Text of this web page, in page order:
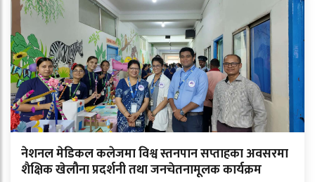
नेशनल मेडिकल कलेजमा विश्व स्तनपान सप्ताहका अवसरमा
शैक्षिक खेलौना प्रदर्शनी तथा जनचेतनामूलक कार्यक्रम